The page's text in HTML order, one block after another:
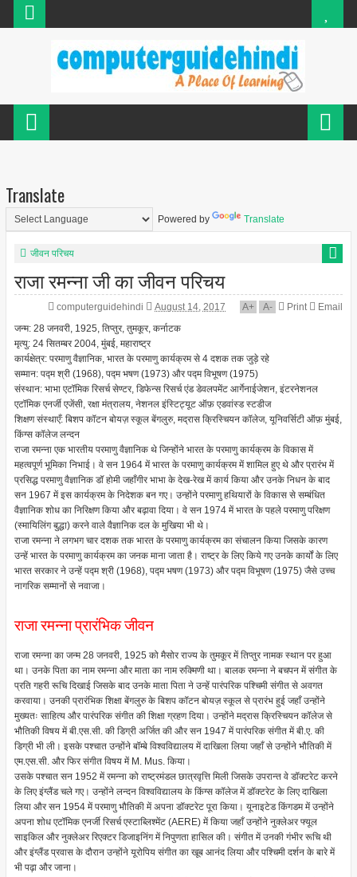
Translate
Powered by Translate
जीवन परिचय
राजा रमन्ना जी का जीवन परिचय
computerguidehindi August 14, 2017 A+ A- Print
Email
जन्म: 28 जनवरी, 1925, तिप्तुर, तुमकूर, कर्नाटक
मृत्यु: 24 सितम्बर 2004, मुंबई, महाराष्ट्र
कार्यक्षेत्र: परमाणु वैज्ञानिक, भारत के परमाणु कार्यक्रम से 4 दशक तक जुड़े रहे
सम्मान: पद्म श्री (1968), पद्म भषण (1973) और पद्म विभूषण (1975)
संस्थान: भाभा एटॉमिक रिसर्च सेण्टर, डिफेन्स रिसर्च एंड डेवलपमेंट आर्गेनाईजेशन, इंटरनेशनल
एटॉमिक एनर्जी एजेंसी, रक्षा मंत्रालय, नेशनल इंस्टिट्यूट ऑफ़ एडवांस्ड स्टडीज
शिक्षण संस्थाएँ: बिशप कॉटन बोयज़ स्कूल बेंगलुरु, मद्रास क्रिस्चियन कॉलेज, यूनिवर्सिटी ऑफ़ मुंबई,
किंग्स कॉलेज लन्दन
राजा रमन्ना एक भारतीय परमाणु वैज्ञानिक थे जिन्होंने भारत के परमाणु कार्यक्रम के विकास में
महत्वपूर्ण भूमिका निभाई। वे सन 1964 में भारत के परमाणु कार्यक्रम में शामिल हुए थे और प्रारंभ में
प्रसिद्ध परमाणु वैज्ञानिक डॉ होमी जहाँगीर भाभा के देख-रेख में कार्य किया और उनके निधन के बाद
सन 1967 में इस कार्यक्रम के निदेशक बन गए। उन्होंने परमाणु हथियारों के विकास से सम्बंधित
वैज्ञानिक शोध का निरिक्षण किया और बढ़ावा दिया। वे सन 1974 में भारत के पहले परमाणु परिक्षण
(स्मायिलिंग बुद्धा) करने वाले वैज्ञानिक दल के मुखिया भी थे।
राजा रमन्ना ने लगभग चार दशक तक भारत के परमाणु कार्यक्रम का संचालन किया जिसके कारण
उन्हें भारत के परमाणु कार्यक्रम का जनक माना जाता है। राष्ट्र के लिए किये गए उनके कार्यों के लिए
भारत सरकार ने उन्हें पद्म श्री (1968), पद्म भषण (1973) और पद्म विभूषण (1975) जैसे उच्च
नागरिक सम्मानों से नवाजा।
राजा रमन्ना प्रारंभिक जीवन
राजा रमन्ना का जन्म 28 जनवरी, 1925 को मैसोर राज्य के तुमकूर में तिप्तुर नामक स्थान पर हुआ
था। उनके पिता का नाम रमन्ना और माता का नाम रुक्मिणी था। बालक रमन्ना ने बचपन में संगीत के
प्रति गहरी रूचि दिखाई जिसके बाद उनके माता पिता ने उन्हें पारंपरिक पश्चिमी संगीत से अवगत
करवाया। उनकी प्रारंभिक शिक्षा बेंगलुरु के बिशप कॉटन बोयज़ स्कूल से प्रारंभ हुई जहाँ उन्होंने
मुख्यतः साहित्य और पारंपरिक संगीत की शिक्षा ग्रहण दिया। उन्होंने मद्रास क्रिस्चियन कॉलेज से
भौतिकी विषय में बी.एस.सी. की डिग्री अर्जित की और सन 1947 में पारंपरिक संगीत में बी.ए. की
डिग्री भी ली। इसके पश्चात उन्होंने बॉम्बे विश्वविद्यालय में दाखिला लिया जहाँ से उन्होंने भौतिकी में
एम.एस.सी. और फिर संगीत विषय में M. Mus. किया।
उसके पश्चात सन 1952 में रमन्ना को राष्ट्रमंडल छात्रवृत्ति मिली जिसके उपरान्त वे डॉक्टरेट करने
के लिए इंग्लैंड चले गए। उन्होंने लन्दन विश्वविद्यालय के किंग्स कॉलेज में डॉक्टरेट के लिए दाखिला
लिया और सन 1954 में परमाणु भौतिकी में अपना डॉक्टरेट पूरा किया। यूनाइटेड किंगडम में उन्होंने
अपना शोध एटॉमिक एनर्जी रिसर्च एस्टाब्लिश्मेंट (AERE) में किया जहाँ उन्होंने नुक्लेअर फ्यूल
साइकिल और नुक्लेअर रिएक्टर डिजाइनिंग में निपुणता हासिल की। संगीत में उनकी गंभीर रूचि थी
और इंग्लैंड प्रवास के दौरान उन्होंने यूरोपिय संगीत का खूब आनंद लिया और पश्चिमी दर्शन के बारे में
भी पढ़ा और जाना।